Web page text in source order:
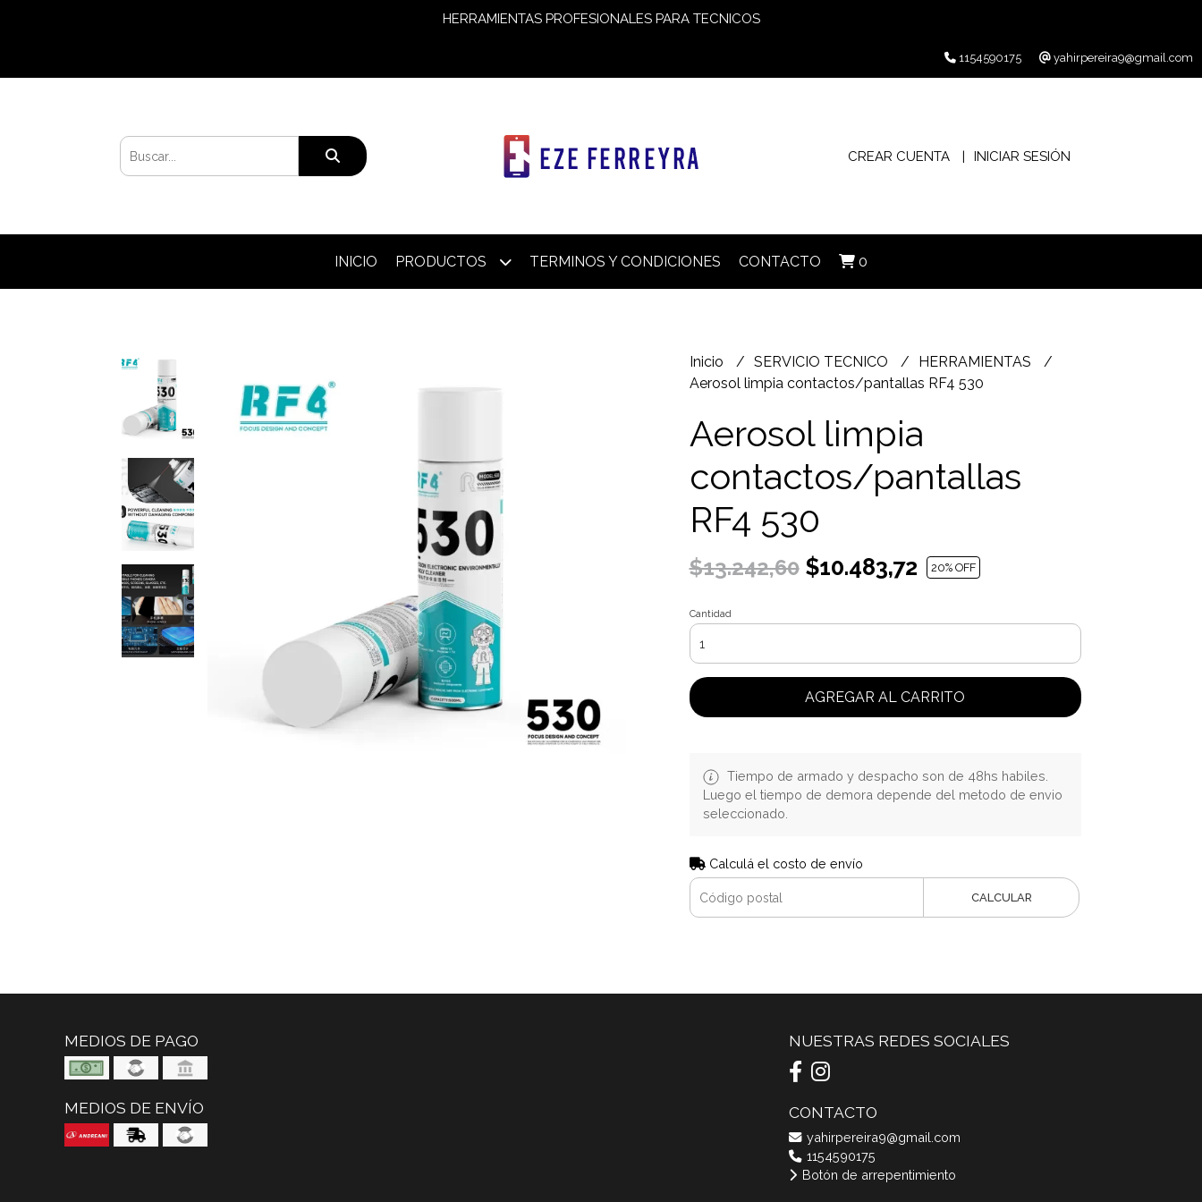
HERRAMIENTAS PROFESIONALES PARA TECNICOS
1154590175 yahirpereira9@gmail.com
CREAR CUENTA INICIAR SESIÓN
INICIO PRODUCTOS TERMINOS Y CONDICIONES CONTACTO 0
Inicio SERVICIO TECNICO
HERRAMIENTAS
Aerosol limpia contactos/pantallas RF4 530
Aerosol limpia
contactos/pantallas
RF4 530
$13.242,60$10.483,72 20% OFF
Cantidad
AGREGAR AL CARRITO
Tiempo de armado y despacho son de 48hs habiles.
Luego el tiempo de demora depende del metodo de envio
seleccionado.
Calculá el costo de envío
CALCULAR
MEDIOS DE PAGO
MEDIOS DE ENVÍO
NUESTRAS REDES SOCIALES
CONTACTO
yahirpereira9@gmail.com
1154590175
Botón de arrepentimiento